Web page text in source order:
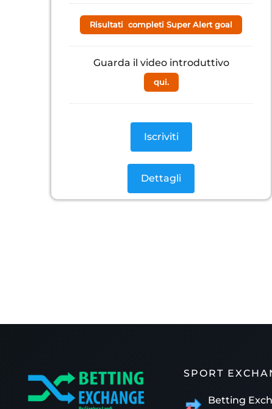
Risultati completi Super Alert goal
Guarda il video introduttivo
qui.
Iscriviti
Dettagli
SPORT
Betting